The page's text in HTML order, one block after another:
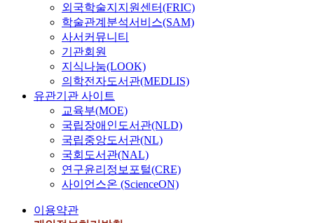
외국학술지지원센터(FRIC)
학술관계분석서비스(SAM)
사서커뮤니티
기관회원
지식나눔(LOOK)
의학전자도서관(MEDLIS)
유관기관 사이트
교육부(MOE)
국립장애인도서관(NLD)
국립중앙도서관(NL)
국회도서관(NAL)
연구윤리정보포털(CRE)
사이언스온 (ScienceON)
이용약관